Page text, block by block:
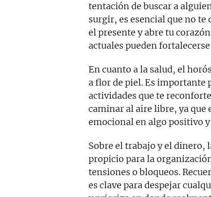
tentación de buscar a
surgir, es esencial que no
el presente y abre tu
actuales pueden
En cuanto a la salud, el
a flor de piel. Es importante
actividades que te
caminar al aire libre, ya que
emocional en algo positivo
Sobre el trabajo y el dinero,
propicio para la
tensiones o bloqueos.
es clave para despejar